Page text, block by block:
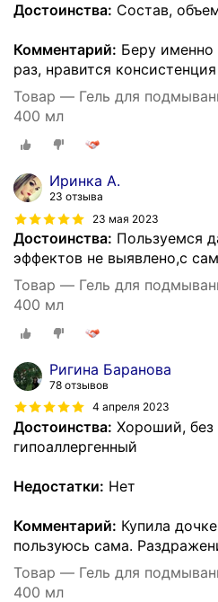
Достоинства: Состав,
Комментарий: Беру именно
раз, нравится
Товар — Гель для
400 мл
Иринка А.
23 отзыва
23 мая 2023
Достоинства: Пользуемся
эффектов не выявлено,с
Товар — Гель для
400 мл
Ригина Баранова
78 отзывов
4 апреля 2023
Достоинства: Хороший, без
гипоаллергенный
Недостатки: Нет
Комментарий: Купила
пользуюсь сама.
Товар — Гель для
400 мл